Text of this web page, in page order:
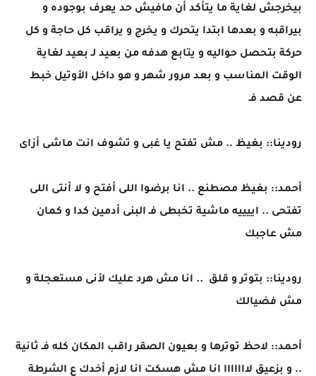
بيخرجش لغاية ما يتأكد أن مافيش حد يعرف بوجوده و
بيراقبه و بعدها ابتدا يتحرك و يخرج و يراقب كل حاجة و كل
حركة بتحصل حواليه و يتابع هدفه من بعيد لـ بعيد لغاية
الوقت المناسب و بعد مرور شهر و هو داخل الأوتيل خبط
عن قصد فـ
رودينا:: بغيظ .. مش تفتح يا غبى و تشوف انت ماشى أزاى
أحمد:: بغيظ مصطنع .. انا برضوا اللى أفتح و لا أنتى اللى
تفتحى .. اييييه ماشية تخبطى فـ البنى أدمين كدا و كمان
مش عاجبك
رودينا:: بتوتر و قلق .. انا مش هرد عليك لأنى مستعجلة و
مش فضيالك
أحمد:: لاحظ توترها و بعيون الصقر راقب المكان كله فـ ثانية
.. و بزعيق لااااااا انا مش هسكت انا لازم أخدك ع الشرطة